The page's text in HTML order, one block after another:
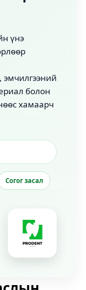
үнэ
эмчилгээний
болон
хамаарч
Согог засал